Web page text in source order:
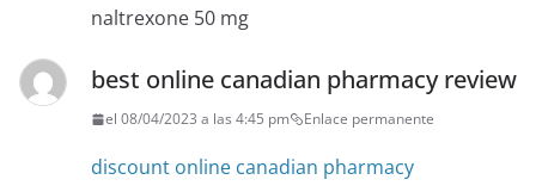
naltrexone 50 mg
best online canadian pharmacy review
el 08/04/2023 a las 4:45 pm Enlace permanente
discount online canadian pharmacy